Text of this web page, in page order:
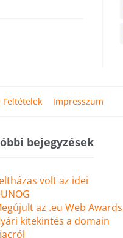
Feltételek Impresszum
bejegyzések
volt az idei
az .eu Web Awards
kitekintés a domain